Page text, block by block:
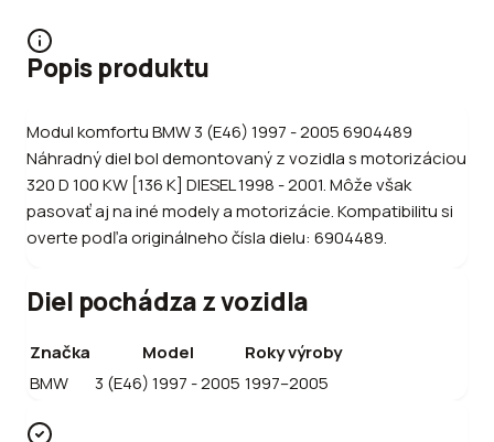
Popis produktu
Modul komfortu BMW 3 (E46) 1997 - 2005 6904489
Náhradný diel bol demontovaný z vozidla s motorizáciou
320 D 100 KW [136 K] DIESEL 1998 - 2001. Môže však
pasovať aj na iné modely a motorizácie. Kompatibilitu si
overte podľa originálneho čísla dielu: 6904489.
Diel pochádza z vozidla
Značka Model
Roky výroby
BMW
3 (E46) 1997 - 2005 1997–2005